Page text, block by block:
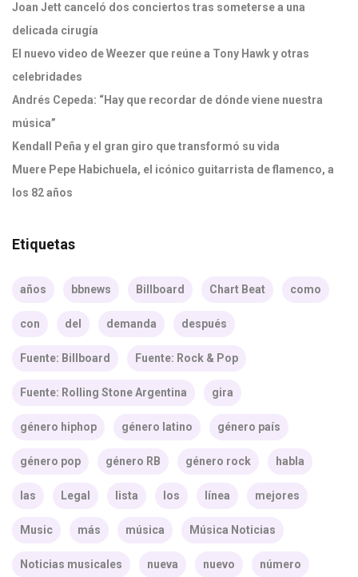
Joan Jett canceló dos conciertos tras someterse a una
delicada cirugía
El nuevo video de Weezer que reúne a Tony Hawk y otras
celebridades
Andrés Cepeda: “Hay que recordar de dónde viene nuestra
música”
Kendall Peña y el gran giro que transformó su vida
Muere Pepe Habichuela, el icónico guitarrista de flamenco, a
los 82 años
Etiquetas
años bbnews Billboard Chart Beat como
con del demanda después
Fuente: Billboard Fuente: Rock & Pop
Fuente: Rolling Stone Argentina gira
género hiphop género latino género país
género pop género RB género rock habla
las Legal lista los línea mejores
Music más música Música Noticias
Noticias musicales nueva nuevo número